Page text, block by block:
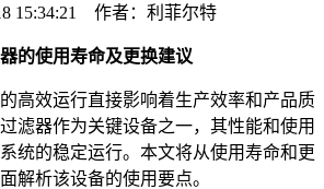
15:34:21 作者：利菲尔特
的使用寿命及更换建议
高效运行直接影响着生产效率和产品质
滤器作为关键设备之一，其性能和使用
统的稳定运行。本文将从使用寿命和更
解析该设备的使用要点。